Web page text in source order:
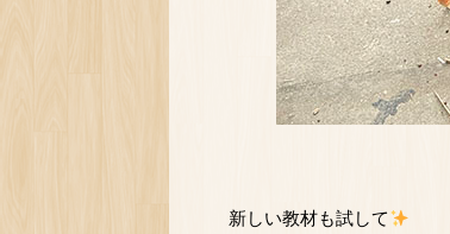
新しい教材も試して